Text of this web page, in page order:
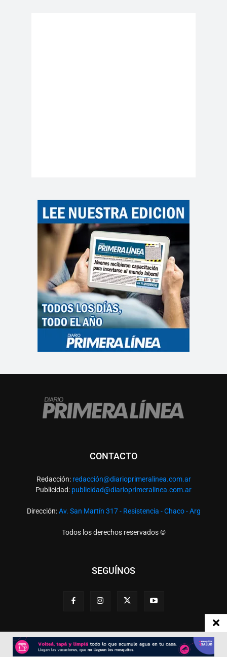
CONTACTO
Redacción: redacción@diarioprimeralinea.com.ar
Publicidad: publicidad@diarioprimeralinea.com.ar
Dirección:Av. San Martín 317 - Resistencia - Chaco - Arg
Todos los derechos reservados ©
SEGUÍNOS
Desarrollado porTP. Web Studio